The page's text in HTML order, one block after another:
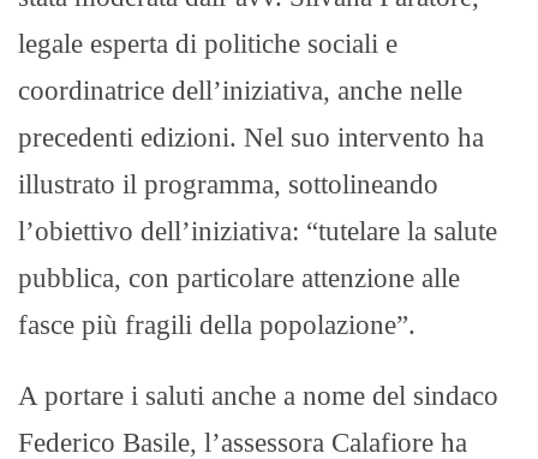
legale esperta di politiche sociali e
coordinatrice dell’iniziativa, anche nelle
precedenti edizioni. Nel suo intervento ha
illustrato il programma, sottolineando
l’obiettivo dell’iniziativa: “tutelare la salute
pubblica, con particolare attenzione alle
fasce più fragili della popolazione”.
A portare i saluti anche a nome del sindaco
Federico Basile, l’assessora Calafiore ha